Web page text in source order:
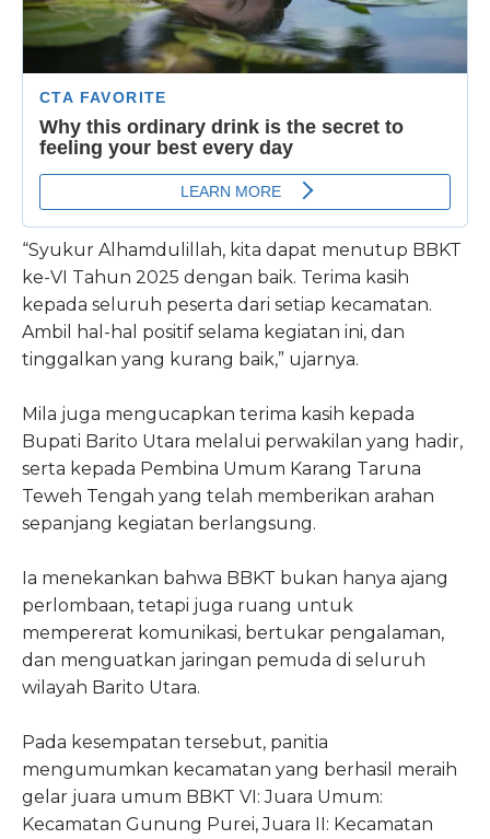
“Syukur Alhamdulillah, kita dapat menutup BBKT
ke-VI Tahun 2025 dengan baik. Terima kasih
kepada seluruh peserta dari setiap kecamatan.
Ambil hal-hal positif selama kegiatan ini, dan
tinggalkan yang kurang baik,” ujarnya.
Mila juga mengucapkan terima kasih kepada
Bupati Barito Utara melalui perwakilan yang hadir,
serta kepada Pembina Umum Karang Taruna
Teweh Tengah yang telah memberikan arahan
sepanjang kegiatan berlangsung.
Ia menekankan bahwa BBKT bukan hanya ajang
perlombaan, tetapi juga ruang untuk
mempererat komunikasi, bertukar pengalaman,
dan menguatkan jaringan pemuda di seluruh
wilayah Barito Utara.
Pada kesempatan tersebut, panitia
mengumumkan kecamatan yang berhasil meraih
gelar juara umum BBKT VI: Juara Umum:
Kecamatan Gunung Purei, Juara II: Kecamatan